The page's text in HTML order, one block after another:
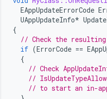
EAppUpdateErrorCode
UAppUpdateInfo*
{
// Check the
if (ErrorCode ==
{
// Check
//
// to start an in-